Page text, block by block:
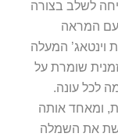
לשלב בצורה
מושלמת את סגנון הרטרו של שנות ה-70 עם המראה
וינטאג’ המעלה
שומרת על
לכל עונה.
ומאחד אותה
את השמלה